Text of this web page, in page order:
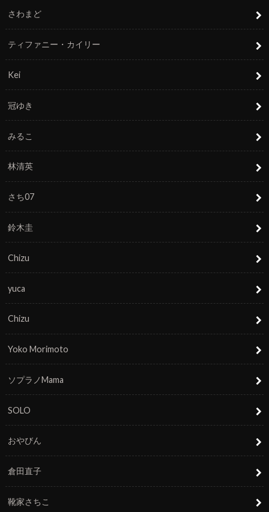
さわまど
ティファニー・カイリー
Kei
冠ゆき
みるこ
林清英
さち07
鈴木圭
Chizu
yuca
Chizu
Yoko Morimoto
ソプラノMama
SOLO
おやびん
倉田直子
靴家さちこ